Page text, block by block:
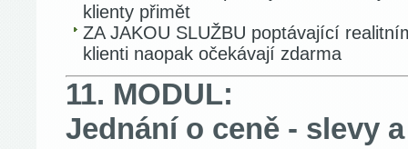
klienty přimět
ZA JAKOU SLUŽBU poptávající
klienti naopak očekávají zdarma
11. MODUL:
Jednání o ceně - slevy